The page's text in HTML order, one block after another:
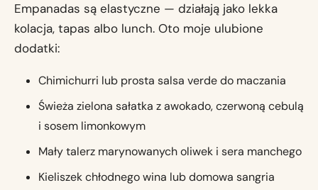
Empanadas są elastyczne — działają jako lekka
kolacja, tapas albo lunch. Oto moje ulubione
dodatki:
Chimichurri lub prosta salsa verde do maczania
Świeża zielona sałatka z awokado, czerwoną cebulą
i sosem limonkowym
Mały talerz marynowanych oliwek i sera manchego
Kieliszek chłodnego wina lub domowa sangria